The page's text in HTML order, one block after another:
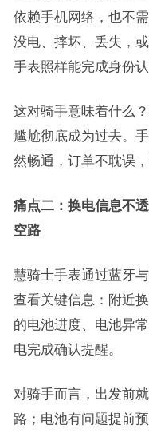
依赖手机网络，也不
没电、摔坏、丢失，
手表照样能完成身份
这对骑手意味着什么
尴尬彻底成为过去。
然畅通，订单不耽误，
痛点二：换电信息不
空路
慧骑士手表通过蓝牙
查看关键信息：附近
的电池进度、电池异
电完成确认提醒。
对骑手而言，出发前
路；电池有问题提前